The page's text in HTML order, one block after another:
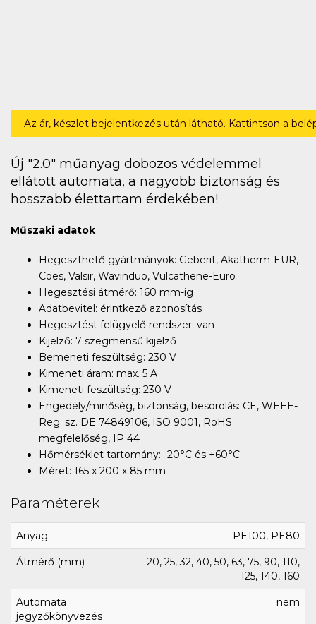
Az ár, készlet bejelentkezés után látható. Kattintson a
Új "2.0" műanyag dobozos védelemmel
ellátott automata, a nagyobb biztonság és
hosszabb élettartam érdekében!
Műszaki adatok
Hegeszthető gyártmányok: Geberit, Akatherm-EUR,
Coes, Valsir, Wavinduo, Vulcathene-Euro
Hegesztési átmérő: 160 mm-ig
Adatbevitel: érintkező azonosítás
Hegesztést felügyelő rendszer: van
Kijelző: 7 szegmensű kijelző
Bemeneti feszültség: 230 V
Kimeneti áram: max. 5 A
Kimeneti feszültség: 230 V
Engedély/minőség, biztonság, besorolás: CE, WEEE-
Reg. sz. DE 74849106, ISO 9001, RoHS
megfelelőség, IP 44
Hőmérséklet tartomány: -20°C és +60°C
Méret: 165 x 200 x 85 mm
Paraméterek
Anyag PE100, PE80
Átmérő (mm)
20, 25, 32, 40, 50, 63, 75, 90, 110,
125, 140, 160
Automata
jegyzőkönyvezés
nem